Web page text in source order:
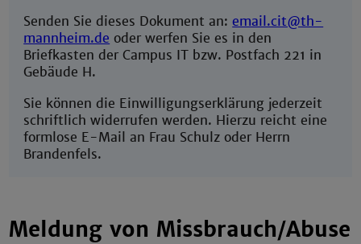
Senden Sie dieses Dokument an:email.cit@th-
mannheim.de oder werfen Sie es in den
Briefkasten der Campus IT bzw. Postfach 221 in
Gebäude H.
Sie können die Einwilligungserklärung jederzeit
schriftlich widerrufen werden. Hierzu reicht eine
formlose E-Mail an Frau Schulz oder Herrn
Brandenfels.
Meldung von Missbrauch/Abuse